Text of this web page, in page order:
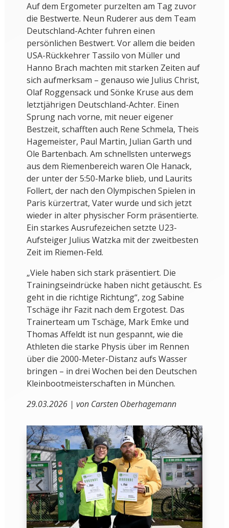
Auf dem Ergometer purzelten am Tag zuvor
die Bestwerte. Neun Ruderer aus dem Team
Deutschland-Achter fuhren einen
persönlichen Bestwert. Vor allem die beiden
USA-Rückkehrer Tassilo von Müller und
Hanno Brach machten mit starken Zeiten auf
sich aufmerksam – genauso wie Julius Christ,
Olaf Roggensack und Sönke Kruse aus dem
letztjährigen Deutschland-Achter. Einen
Sprung nach vorne, mit neuer eigener
Bestzeit, schafften auch Rene Schmela, Theis
Hagemeister, Paul Martin, Julian Garth und
Ole Bartenbach. Am schnellsten unterwegs
aus dem Riemenbereich waren Ole Hanack,
der unter der 5:50-Marke blieb, und Laurits
Follert, der nach den Olympischen Spielen in
Paris kürzertrat, Vater wurde und sich jetzt
wieder in alter physischer Form präsentierte.
Ein starkes Ausrufezeichen setzte U23-
Aufsteiger Julius Watzka mit der zweitbesten
Zeit im Riemen-Feld.
„Viele haben sich stark präsentiert. Die
Trainingseindrücke haben nicht getäuscht. Es
geht in die richtige Richtung“, zog Sabine
Tschäge ihr Fazit nach dem Ergotest. Das
Trainerteam um Tschäge, Mark Emke und
Thomas Affeldt ist nun gespannt, wie die
Athleten die starke Physis über im Rennen
über die 2000-Meter-Distanz aufs Wasser
bringen – in drei Wochen bei den Deutschen
Kleinbootmeisterschaften in München.
29.03.2026 | von Carsten Oberhagemann